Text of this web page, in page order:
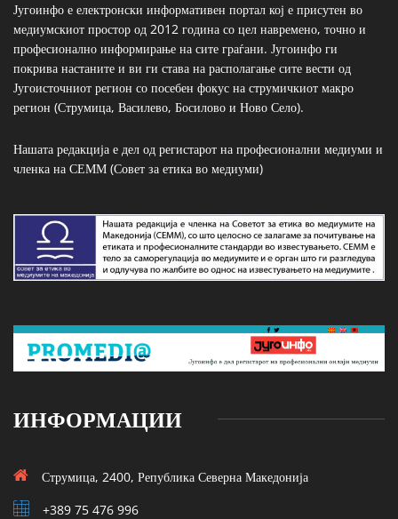
Југоинфо е електронски информативен портал кој е присутен во
медиумскиот простор од 2012 година со цел навремено, точно и
професионално информирање на сите граѓани. Југоинфо ги
покрива настаните и ви ги става на располагање сите вести од
Југоисточниот регион со посебен фокус на струмичкиот макро
регион (Струмица, Василево, Босилово и Ново Село).
Нашата редакција е дел од регистарот на професионални медиуми и
членка на СЕММ (Совет за етика во медиуми)
ИНФОРМАЦИИ
Струмица, 2400, Република Северна Македонија
+389 75 476 996